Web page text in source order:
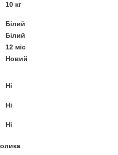
10 кг
Білий
Білий
12 міс
Новий
Ні
Ні
Ні